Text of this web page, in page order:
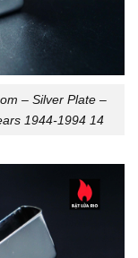
– Silver Plate –
1944-1994 14